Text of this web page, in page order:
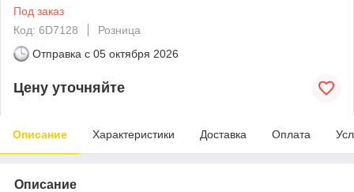
Под заказ
Код: 6D7128
Розница
Отправка с 05 октября 2026
Цену уточняйте
Описание Характеристики Доставка Оплата
Описание